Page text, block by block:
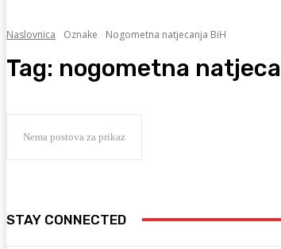
Naslovnica Oznake Nogometna natjecanja BiH
Tag: nogometna
Nema postova za prikaz
STAY CONNECTED